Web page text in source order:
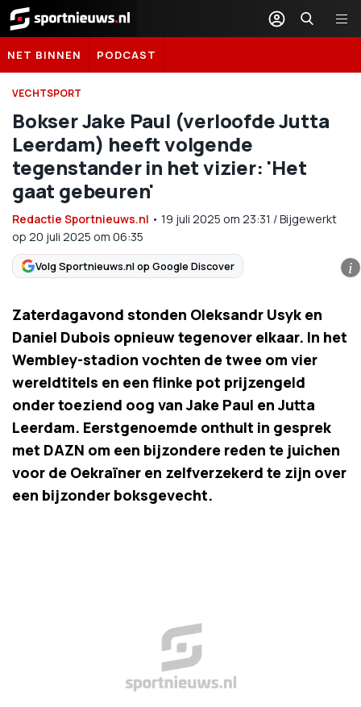
Sportnieuws.nl
NET BINNEN PODCAST
VECHTSPORT
Bokser Jake Paul (verloofde Jutta
Leerdam) heeft volgende
tegenstander in het vizier: 'Het
gaat gebeuren'
Redactie Sportnieuws.nl • 19 juli 2025 om 23:31 /Bijgewerkt
op 20 juli 2025 om 06:35
Volg Sportnieuws.nl op Google Discover i
Zaterdagavond stonden Oleksandr Usyk en
Daniel Dubois opnieuw tegenover elkaar. In het
Wembley-stadion vochten de twee om vier
wereldtitels en een flinke pot prijzengeld
onder toeziend oog van Jake Paul en Jutta
Leerdam. Eerstgenoemde onthult in gesprek
met DAZN om een bijzondere reden te juichen
voor de Oekraïner en zelfverzekerd te zijn over
een bijzonder boksgevecht.